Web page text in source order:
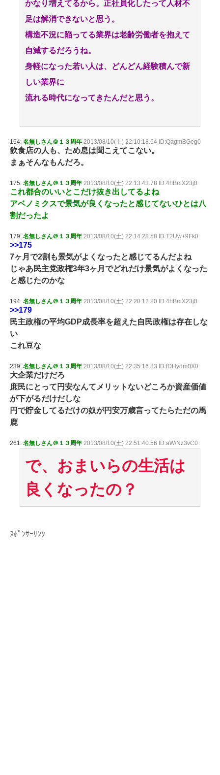
かなり増えてるから。正社員化したって人材不
足は解消できないと思う。
構造不況に陥ってる業界は老齢労働者を抱えて
自滅するだろうね。
身軽になった若い人は、どんどん経験積んで新
しい業界に
流れる時代になってきたんだと思う。
164: 名無しさん＠１３周年 2013/08/10(土) 22:10:18.64 ID:QagmBGeg0
飲食店の人も、ため息は聞こえてこない。
まぁそんなもんだろ。
175: 名無しさん＠１３周年 2013/08/10(土) 22:13:43.78 ID:4hBmX23j0
これ都合のいいとこだけ抜き出してるよね
アベノミクスで景気が良くなったと感じてないひとは八
割だったよ
179: 名無しさん＠１３周年 2013/08/10(土) 22:14:28.58 ID:T2Uw+9Fk0
>>175
7ヶ月で2割も景気がよくなったと感じてるんだよね
じゃあ民主党政権3年3ヶ月でどれだけ景気がよくなった
と感じたのかな
194: 名無しさん＠１３周年 2013/08/10(土) 22:20:12.80 ID:4hBmX23j0
>>179
民主政権の平均GDP成長率を超えた自民政権は存在しな
い
これ豆な
239: 名無しさん＠１３周年 2013/08/10(土) 22:35:16.83 ID:fDHydm0X0
大企業だけだろ
庶民にとって円安なんてメリットないどころか資産価値
が下がるだけだしな
円で貯金してるだけの奴が円安万歳言ってたらただの馬
鹿
261: 名無しさん＠１３周年 2013/08/10(土) 22:51:40.56 ID:aW/Nz3vC0
で、おまいらの生活は
良くなったの？
ｽﾎﾟﾝｻｰﾘﾝｸ